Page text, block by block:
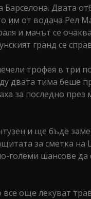
Двата
им от водача Рел
и мачът се
гранд се
трофея в три
двата тима беше
за последно през
и ще бъде
за сметка
големи шансове да
все още лекуват